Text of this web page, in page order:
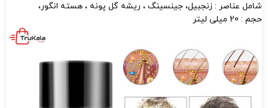
شامل عناصر : زنجبیل، جینسینگ ، ریشه گل پونه ، هسته انگور،
حجم : 20 میلی لیتر